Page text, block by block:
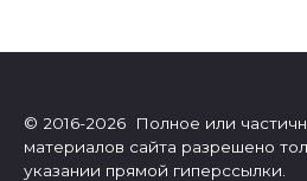
© 2016-2026 Полное или
материалов сайта разрешено
указании прямой гиперссылки.